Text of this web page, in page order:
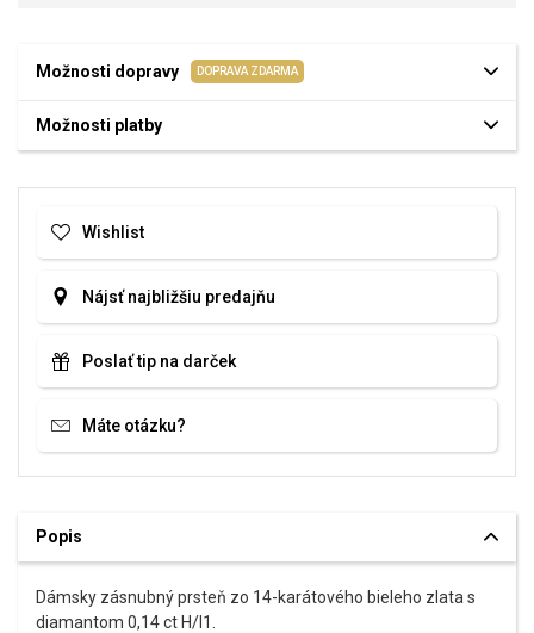
Možnosti dopravy DOPRAVA ZDARMA
Možnosti platby
Wishlist
Nájsť najbližšiu predajňu
Poslať tip na darček
Máte otázku?
Popis
Dámsky zásnubný prsteň zo 14-karátového bieleho zlata s
diamantom 0,14 ct H/I1.